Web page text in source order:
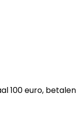
100 euro,